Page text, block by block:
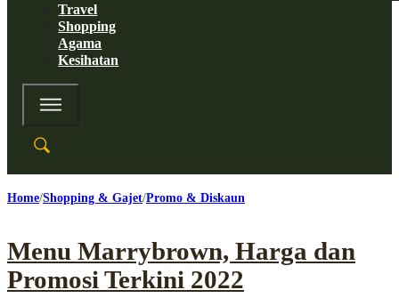
Travel
Shopping
Agama
Kesihatan
Home Shopping & Gajet Promo & Diskaun
Menu Marrybrown, Harga dan
Promosi Terkini 2022